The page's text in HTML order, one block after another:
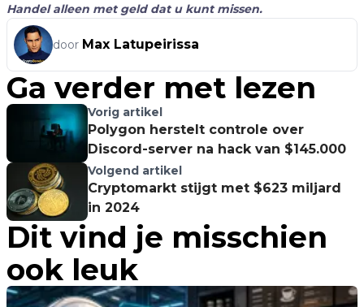
Handel alleen met geld dat u kunt missen.
door Max Latupeirissa
Ga verder met lezen
Vorig artikel
Polygon herstelt controle over
Discord-server na hack van $145.000
Volgend artikel
Cryptomarkt stijgt met $623 miljard
in 2024
Dit vind je misschien
ook leuk